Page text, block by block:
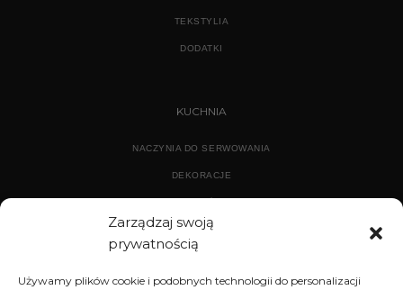
Zarządzaj swoją
prywatnością
Używamy plików cookie i podobnych technologii do personalizacji
TEKSTYLIA
DODATKI
KUCHNIA
NACZYNIA DO SERWOWANIA
DEKORACJE